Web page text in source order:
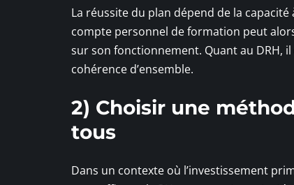
La réussite du plan dépend de la
compte personnel de formation peut
sur son fonctionnement. Quant au DRH,
cohérence d’ensemble.
2) Choisir une
tous
Dans un contexte où l’investissement